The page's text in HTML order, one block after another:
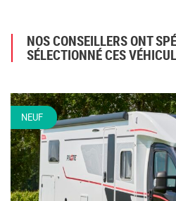
NOS CONSEILLERS ONT
SÉLECTIONNÉ CES
NEUF